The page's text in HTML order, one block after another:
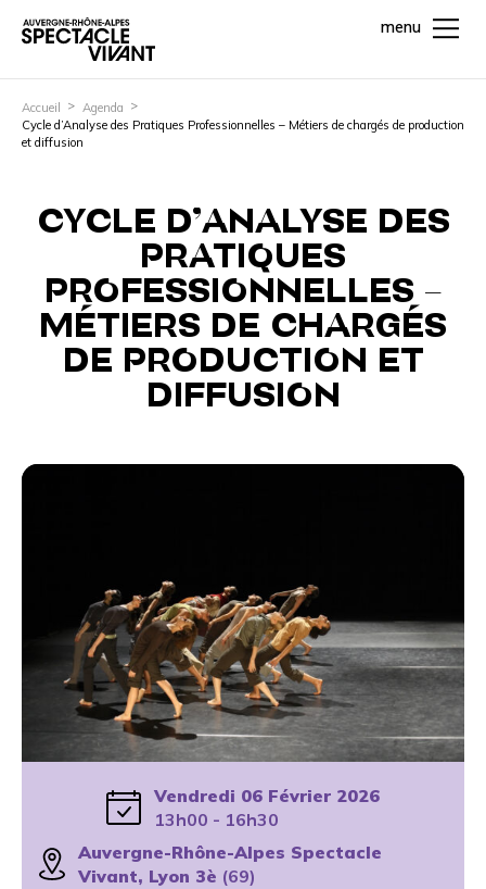
menu
Accueil
Agenda
Cycle d’Analyse des Pratiques Professionnelles – Métiers de chargés de production
et diffusion
CYCLE D’ANALYSE DES
PRATIQUES
PROFESSIONNELLES –
MÉTIERS DE CHARGÉS
DE PRODUCTION ET
DIFFUSION
Vendredi 06 Février 2026
13h00 - 16h30
Auvergne-Rhône-Alpes Spectacle
Vivant, Lyon 3è (69)